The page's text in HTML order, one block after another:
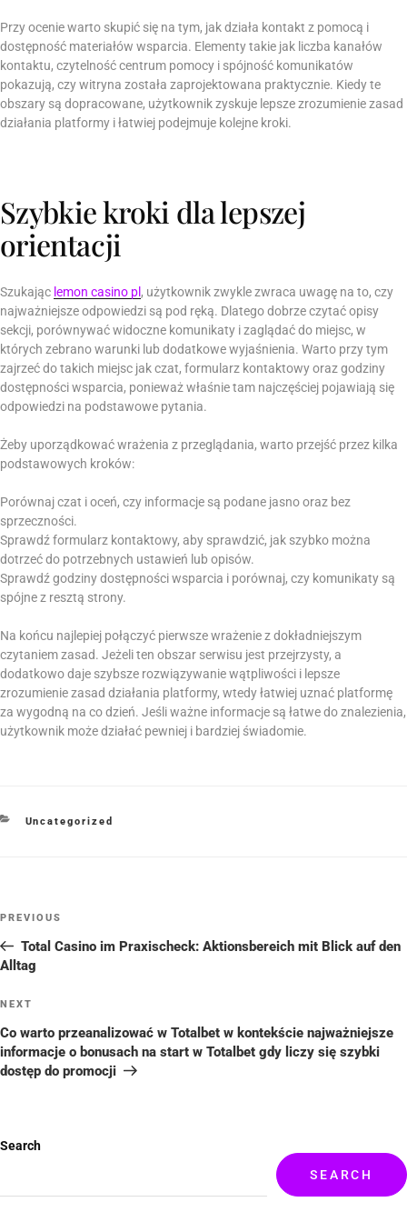
Przy ocenie warto skupić się na tym, jak działa kontakt z pomocą i
dostępność materiałów wsparcia. Elementy takie jak liczba kanałów
kontaktu, czytelność centrum pomocy i spójność komunikatów
pokazują, czy witryna została zaprojektowana praktycznie. Kiedy te
obszary są dopracowane, użytkownik zyskuje lepsze zrozumienie zasad
działania platformy i łatwiej podejmuje kolejne kroki.
Szybkie kroki dla lepszej
orientacji
Szukając lemon casino pl , użytkownik zwykle zwraca uwagę na to, czy
najważniejsze odpowiedzi są pod ręką. Dlatego dobrze czytać opisy
sekcji, porównywać widoczne komunikaty i zaglądać do miejsc, w
których zebrano warunki lub dodatkowe wyjaśnienia. Warto przy tym
zajrzeć do takich miejsc jak czat, formularz kontaktowy oraz godziny
dostępności wsparcia, ponieważ właśnie tam najczęściej pojawiają się
odpowiedzi na podstawowe pytania.
Żeby uporządkować wrażenia z przeglądania, warto przejść przez kilka
podstawowych kroków:
Porównaj czat i oceń, czy informacje są podane jasno oraz bez
sprzeczności.
Sprawdź formularz kontaktowy, aby sprawdzić, jak szybko można
dotrzeć do potrzebnych ustawień lub opisów.
Sprawdź godziny dostępności wsparcia i porównaj, czy komunikaty są
spójne z resztą strony.
Na końcu najlepiej połączyć pierwsze wrażenie z dokładniejszym
czytaniem zasad. Jeżeli ten obszar serwisu jest przejrzysty, a
dodatkowo daje szybsze rozwiązywanie wątpliwości i lepsze
zrozumienie zasad działania platformy, wtedy łatwiej uznać platformę
za wygodną na co dzień. Jeśli ważne informacje są łatwe do znalezienia,
użytkownik może działać pewniej i bardziej świadomie.
Uncategorized
PREVIOUS
Total Casino im Praxischeck: Aktionsbereich mit Blick auf den
Alltag
NEXT
Co warto przeanalizować w Totalbet w kontekście najważniejsze
informacje o bonusach na start w Totalbet gdy liczy się szybki
dostęp do promocji
Search
SEARCH